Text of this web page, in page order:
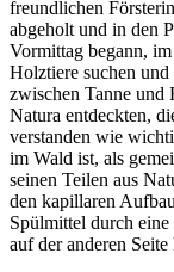
freundlichen
abgeholt und in den
Vormittag begann,
Holztiere suchen
zwischen Tanne und
Natura entdeckten,
verstanden wie
im Wald ist, als
seinen Teilen aus
den kapillaren
Spülmittel durch eine
auf der anderen Seite